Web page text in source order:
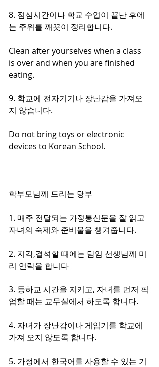
8. 점심시간이나 학교 수업이 끝난 후에
는 주위를 깨끗이 정리합니다.
Clean after yourselves when a class
is over and when you are finished
eating.
9. 학교에 전자기기나 장난감을 가져오
지 않습니다.
Do not bring toys or electronic
devices to Korean School.
학부모님께 드리는 당부
1. 매주 전달되는 가정통신문을 잘 읽고
자녀의 숙제와 준비물을 챙겨줍니다.
2. 지각,결석할 때에는 담임 선생님께 미
리 연락을 합니다
3. 등하교 시간을 지키고, 자녀를 먼저 픽
업할 때는 교무실에서 하도록 합니다.
4. 자녀가 장난감이나 게임기를 학교에
가져 오지 않도록 합니다.
5. 가정에서 한국어를 사용할 수 있는 기